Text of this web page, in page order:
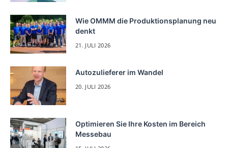
Wie OMMM die Produktionsplanung neu
denkt
21. JULI 2026
Autozulieferer im Wandel
20. JULI 2026
Optimieren Sie Ihre Kosten im Bereich
Messebau